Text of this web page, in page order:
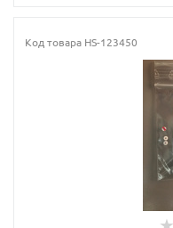
Код товара HS-123450